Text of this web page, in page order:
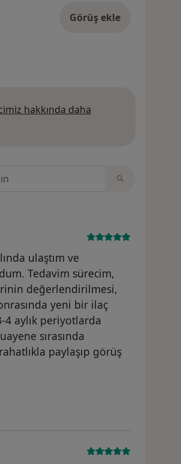
Görüş ekle
hakkında daha
ulaştım ve
Tedavim sürecim,
değerlendirilmesi,
yeni bir ilaç
4 aylık periyotlarda
sırasında
paylaşıp görüş